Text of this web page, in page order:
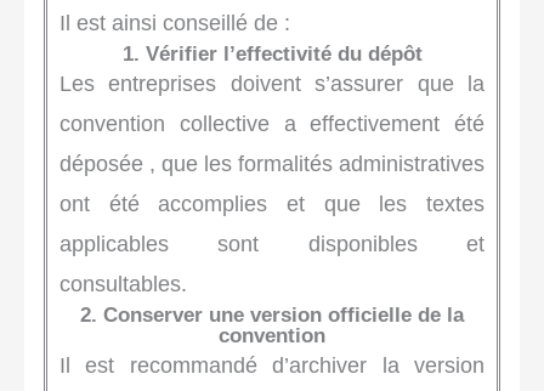
Il est ainsi conseillé de :
1. Vérifier l’effectivité du dépôt
Les entreprises doivent s’assurer que la
convention collective a effectivement été
déposée , que les formalités administratives
ont été accomplies et que les textes
applicables sont disponibles et
consultables.
2. Conserver une version officielle de la
convention
Il est recommandé d’archiver la version